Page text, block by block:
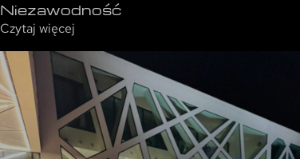
Niezawodność
Czytaj więcej